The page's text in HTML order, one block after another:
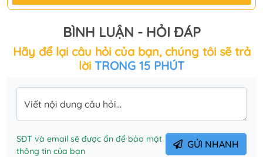
BÌNH LUẬN - HỎI ĐÁP
Hãy để lại câu hỏi của bạn, chúng tôi sẽ trả
lời TRONG 15 PHÚT
Viết nội dung câu hỏi...
SĐT và email sẽ được ẩn để bảo mật
thông tin của bạn
GỬI NHANH